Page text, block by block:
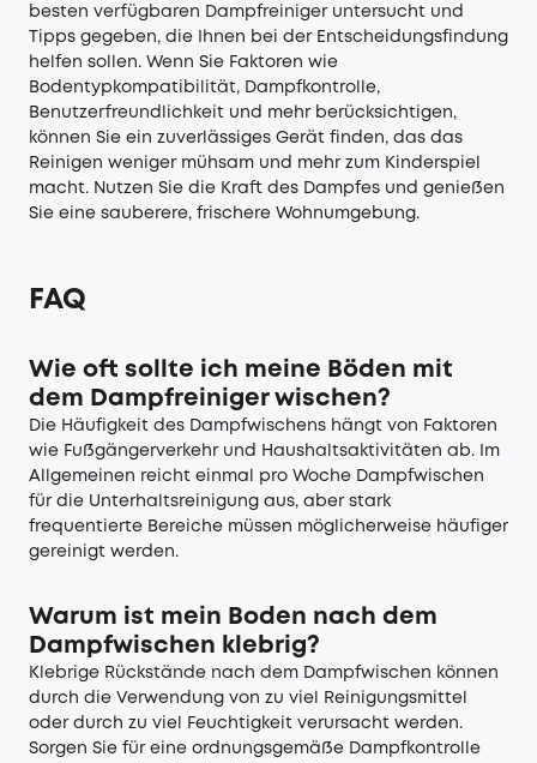
besten verfügbaren Dampfreiniger untersucht und
Tipps gegeben, die Ihnen bei der Entscheidungsfindung
helfen sollen. Wenn Sie Faktoren wie
Bodentypkompatibilität, Dampfkontrolle,
Benutzerfreundlichkeit und mehr berücksichtigen,
können Sie ein zuverlässiges Gerät finden, das das
Reinigen weniger mühsam und mehr zum Kinderspiel
macht. Nutzen Sie die Kraft des Dampfes und genießen
Sie eine sauberere, frischere Wohnumgebung.
FAQ
Wie oft sollte ich meine Böden mit
dem Dampfreiniger wischen?
Die Häufigkeit des Dampfwischens hängt von Faktoren
wie Fußgängerverkehr und Haushaltsaktivitäten ab. Im
Allgemeinen reicht einmal pro Woche Dampfwischen
für die Unterhaltsreinigung aus, aber stark
frequentierte Bereiche müssen möglicherweise häufiger
gereinigt werden.
Warum ist mein Boden nach dem
Dampfwischen klebrig?
Klebrige Rückstände nach dem Dampfwischen können
durch die Verwendung von zu viel Reinigungsmittel
oder durch zu viel Feuchtigkeit verursacht werden.
Sorgen Sie für eine ordnungsgemäße Dampfkontrolle